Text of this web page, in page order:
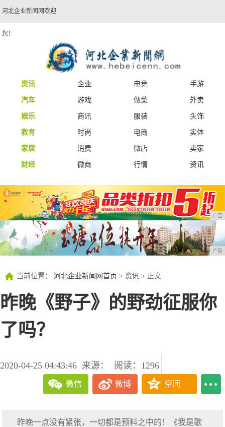
河北企业新闻网欢迎
您！
资讯 企业 电竞
手游
汽车
游戏 做菜
外卖
娱乐
商讯 服装
头饰
教育
时尚 电商
实体
家居
消费 微店
卖家
财经
微商 行情 资讯
广告
广告
当前位置： 河北企业新闻网首页 > 资讯 > 正文
昨晚《野子》的野劲征服你
了吗？
2020-04-25 04:43:46 来源： 阅读：1296
微信 微博 空间
昨晚一点没有紧张，一切都是预料之中的！《我是歌